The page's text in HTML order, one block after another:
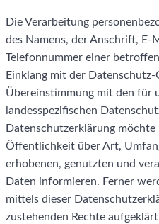
Die Verarbeitung
des Namens, der Anschrift, E-
Telefonnummer einer
Einklang mit der
Übereinstimmung mit den für
landesspezifischen
Datenschutzerklärung
Öffentlichkeit über Art,
erhobenen, genutzten und
Daten informieren. Ferner
mittels dieser
zustehenden Rechte